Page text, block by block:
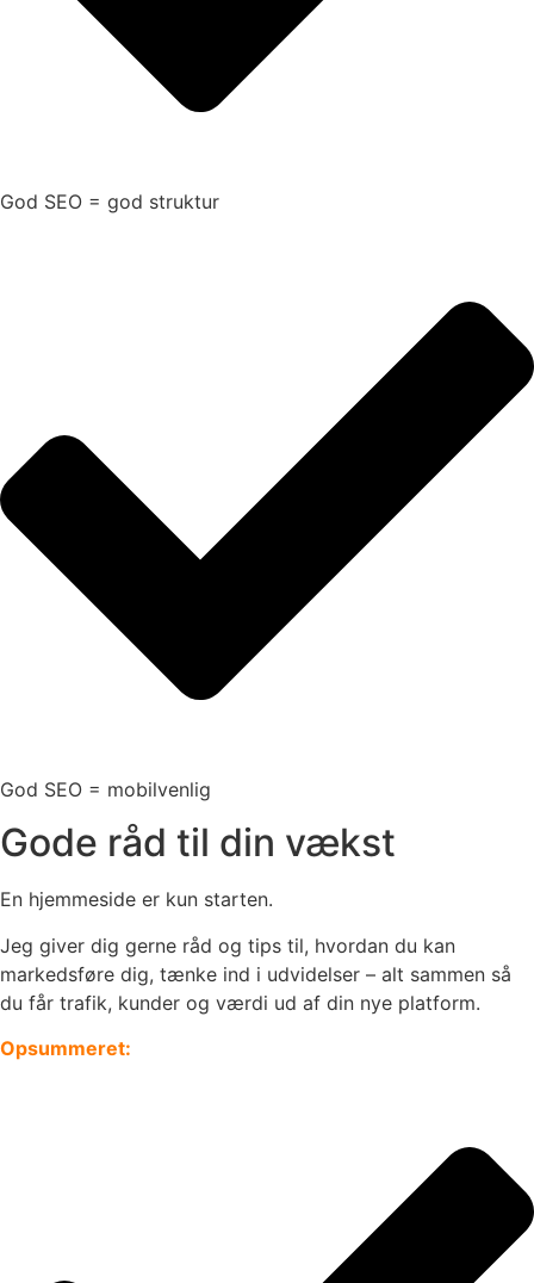
God SEO = god struktur
God SEO = mobilvenlig
Gode råd til din vækst
En hjemmeside er kun starten.
Jeg giver dig gerne råd og tips til, hvordan du kan
markedsføre dig, tænke ind i udvidelser – alt sammen så
du får trafik, kunder og værdi ud af din nye platform.
Opsummeret: